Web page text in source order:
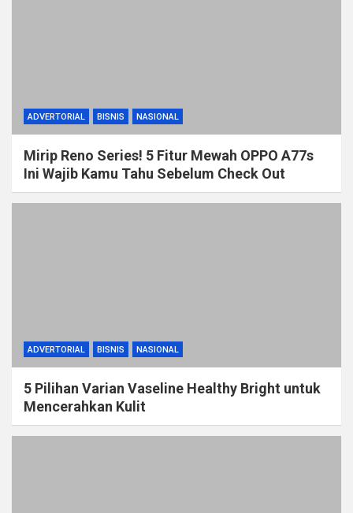
ADVERTORIAL BISNIS NASIONAL
Mirip Reno Series! 5 Fitur Mewah OPPO A77s
Ini Wajib Kamu Tahu Sebelum Check Out
ADVERTORIAL BISNIS NASIONAL
5 Pilihan Varian Vaseline Healthy Bright untuk
Mencerahkan Kulit